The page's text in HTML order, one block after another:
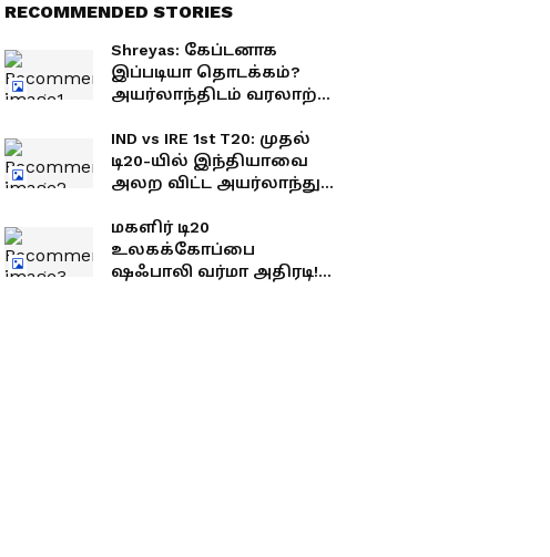
RECOMMENDED STORIES
Shreyas: கேப்டனாக
இப்படியா தொடக்கம்?
அயர்லாந்திடம் வரலாற்று
வைரல் ரியாக்ஷன்!
IND vs IRE 1st T20: முதல்
டி20-யில் இந்தியாவை
அலற விட்ட அயர்லாந்து..
சாதனை!
மகளிர் டி20
உலகக்கோப்பை
ஷஃபாலி வர்மா அதிரடி!